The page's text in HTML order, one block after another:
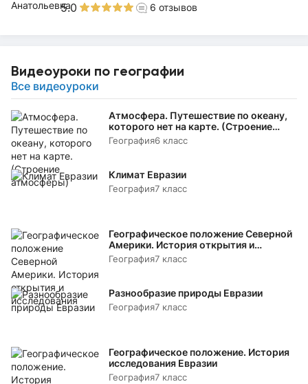
5.0 6 отзывов
Видеоуроки по географии
Все видеоуроки
Атмосфера. Путешествие по океану,
которого нет на карте. (Строение
атмосферы)
География6 класс
Климат Евразии
География7 класс
Географическое положение Северной
Америки. История открытия и
исследования
География7 класс
Разнообразие природы Евразии
География7 класс
Географическое положение. История
исследования Евразии
География7 класс